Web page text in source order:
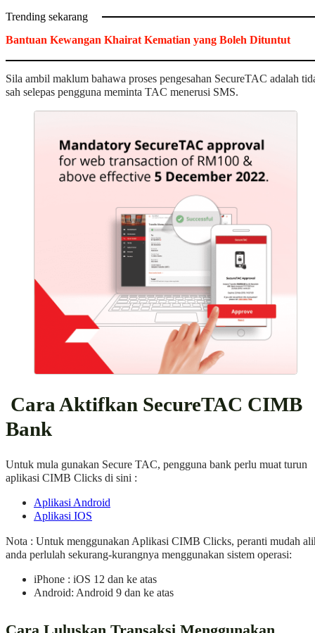
Trending sekarang
Bantuan Kewangan Khairat Kematian yang Boleh Dituntut
Sila ambil maklum bahawa proses pengesahan SecureTAC adalah
sah selepas pengguna meminta TAC menerusi SMS.
Cara Aktifkan SecureTAC CIMB
Bank
Untuk mula gunakan Secure TAC, pengguna bank perlu muat turun
aplikasi CIMB Clicks di sini :
Aplikasi Android
Aplikasi IOS
Nota : Untuk menggunakan Aplikasi CIMB Clicks, peranti mudah
anda perlulah sekurang-kurangnya menggunakan sistem operasi:
iPhone : iOS 12 dan ke atas
Android: Android 9 dan ke atas